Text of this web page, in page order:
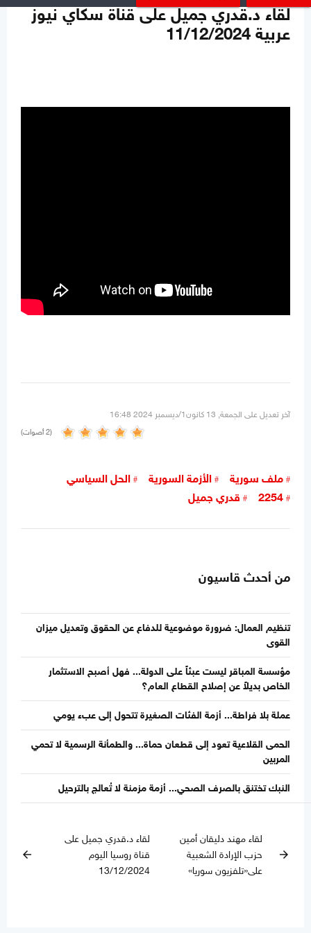
لقاء د.قدري جميل على قناة سكاي نيوز
عربية 11/12/2024
آخر تعديل على الجمعة, 13 كانون1/ديسمبر 2024 16:48
(2 أصوات)
ملف سورية الأزمة السورية
الحل السياسي
2254
قدري جميل
من أحدث قاسيون
تنظيم العمال: ضرورة موضوعية للدفاع عن الحقوق وتعديل ميزان
القوى
مؤسسة المباقر ليست عبئاً على الدولة... فهل أصبح الاستثمار
الخاص بديلاً عن إصلاح القطاع العام؟
عملة بلا فراطة... أزمة الفئات الصغيرة تتحول إلى عبء يومي
الحمى القلاعية تعود إلى قطعان حماة... والطمأنة الرسمية لا تحمي
المربين
النبك تختنق بالصرف الصحي... أزمة مزمنة لا تُعالج بالترحيل
arrow_forward
لقاء مهند دليقان أمين
حزب الإرادة الشعبية
على«تلفزيون سوريا»
لقاء د.قدري جميل على
قناة روسيا اليوم
13/12/2024
arrow_back